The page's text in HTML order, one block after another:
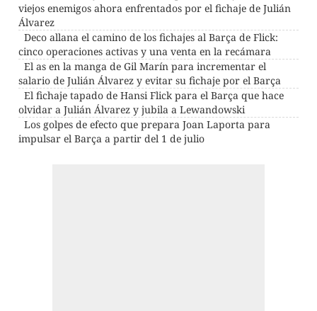
viejos enemigos ahora enfrentados por el fichaje de Julián
Álvarez
Deco allana el camino de los fichajes al Barça de Flick:
cinco operaciones activas y una venta en la recámara
El as en la manga de Gil Marín para incrementar el
salario de Julián Álvarez y evitar su fichaje por el Barça
El fichaje tapado de Hansi Flick para el Barça que hace
olvidar a Julián Álvarez y jubila a Lewandowski
Los golpes de efecto que prepara Joan Laporta para
impulsar el Barça a partir del 1 de julio